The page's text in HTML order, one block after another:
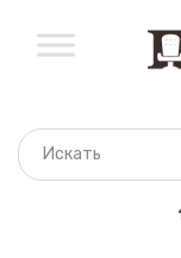
содержанию